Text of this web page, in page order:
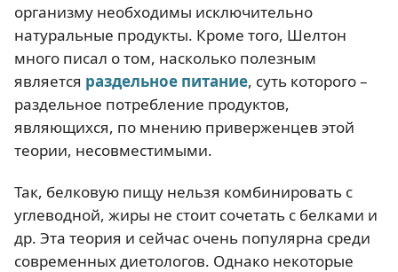
организму необходимы исключительно
натуральные продукты. Кроме того, Шелтон
много писал о том, насколько полезным
является раздельное питание, суть которого –
раздельное потребление продуктов,
являющихся, по мнению приверженцев этой
теории, несовместимыми.
Так, белковую пищу нельзя комбинировать с
углеводной, жиры не стоит сочетать с белками и
др. Эта теория и сейчас очень популярна среди
современных диетологов. Однако некоторые